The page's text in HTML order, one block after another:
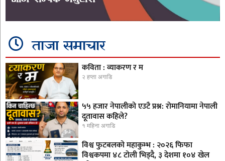
ताजा समाचार
कविता : व्याकरण र म
२ हप्ता अगाडि
५५ हजार नेपालीको एउटै प्रश्न: रोमानियामा नेपाली
दूतावास कहिले?
१ महिना अगाडि
विश्व फुटबलको महाकुम्भ : २०२६ फिफा
विश्वकपमा ४८ टोली भिड्दै, ३ देशमा १०४ खेल